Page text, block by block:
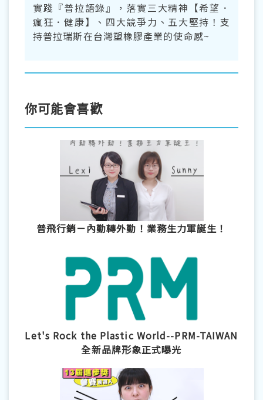
實踐『普拉語錄』，落實三大精神【希望．
瘋狂．健康】、四大競爭力、五大堅持！支
持普拉瑞斯在台灣塑橡膠產業的使命感~
你可能會喜歡
普飛行銷－內勤轉外勤！業務生力軍誕生！
Let's Rock the Plastic World--PRM-TAIWAN
全新品牌形象正式曝光